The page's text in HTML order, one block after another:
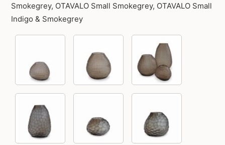
Smokegrey, OTAVALO Small Smokegrey, OTAVALO Small
Indigo & Smokegrey